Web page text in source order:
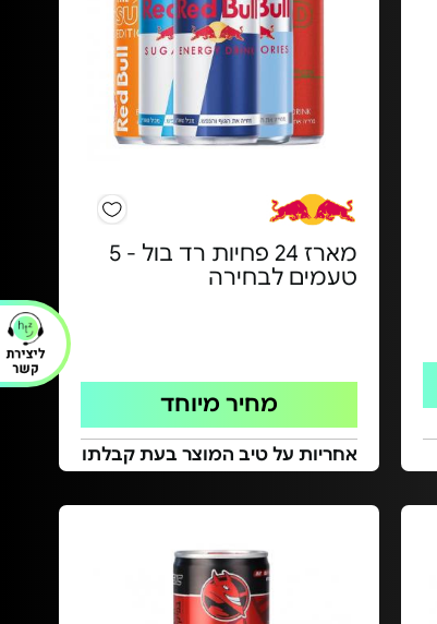
מארז 24 פחיות רד בול - 5
טעמים לבחירה
מחיר מיוחד
אחריות על טיב המוצר בעת קבלתו